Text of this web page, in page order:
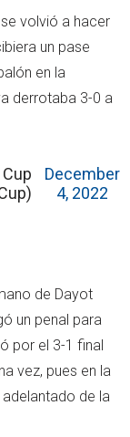
volvió a hacer
un pase
en la
derrotaba 3-0 a
December
4, 2022
de Dayot
un penal para
por el 3-1 final
vez, pues en la
de la